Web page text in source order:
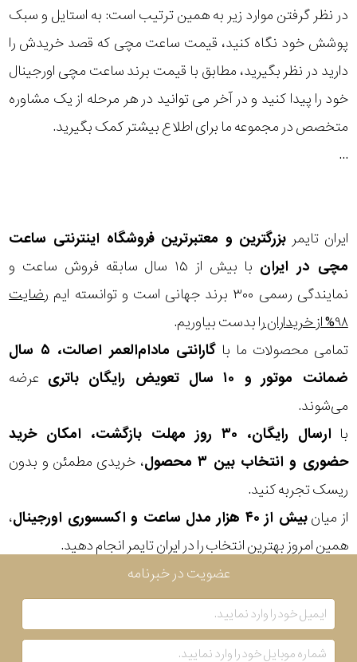
در نظر گرفتن موارد زیر به همین ترتیب است: به استایل و سبک
پوشش خود نگاه کنید، قیمت ساعت مچی که قصد خریدش را
دارید در نظر بگیرید، مطابق با قیمت برند ساعت مچی اورجینال
خود را پیدا کنید و در آخر می توانید در هر مرحله از یک مشاوره
متخصص در مجموعه ما برای اطلاع بیشتر کمک بگیرید.
...
ایران تایمر بزرگترین و معتبرترین فروشگاه اینترنتی ساعت
مچی در ایران
با بیش از ۱۵ سال سابقه فروش ساعت و
نمایندگی رسمی ۳۰۰ برند جهانی است و توانسته ایم
رضایت
۹۸% از خریداران
را بدست بیاوریم.
تمامی محصولات ما با
گارانتی مادام‌العمر اصالت، ۵ سال
ضمانت موتور و ۱۰ سال تعویض رایگان باتری
عرضه
می‌شوند.
با
ارسال رایگان، ۳۰ روز مهلت بازگشت، امکان خرید
حضوری و انتخاب بین ۳ محصول
، خریدی مطمئن و بدون
ریسک تجربه کنید.
از میانبیش از ۴۰ هزار مدل ساعت و اکسسوری اورجینال
،
همین امروز بهترین انتخاب را در ایران تایمر انجام دهید.
مازراتی
نمایش
بیشتر...
قاب
طرح
بند
برابر
آب
شکل
ویژگی
نوع
موتور
بکار
رفته
عضویت در خبرنامه